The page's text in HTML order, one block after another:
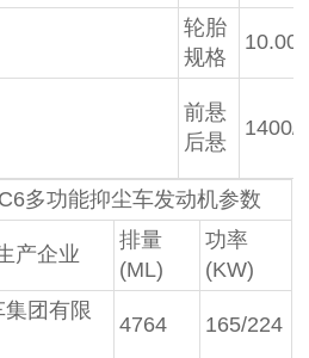
轮胎
规格
前悬
后悬
1400/
多功能抑尘车发动机参数
产企业
排量
(ML)
功率
(KW)
团有限
4764 165/224